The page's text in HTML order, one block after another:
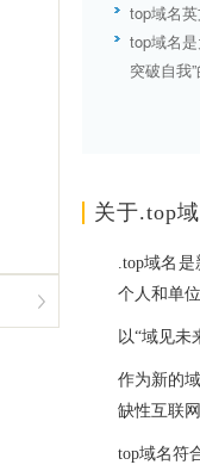
top域名
top域名
突破自我
关于.top
.top域名
个人和单
以“域见未
作为新的
缺性互联
top域名符